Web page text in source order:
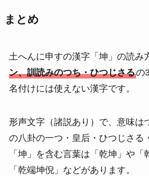
まとめ
土へんに申すの漢字「坤」の読み
ン、訓読みのつち・ひつじさるの
名付けには使えない漢字です。
形声文字（諸説あり）で、意味は
の八卦の一つ・皇后・ひつじさる
「坤」を含む言葉は「乾坤」や「
「乾端坤倪」などがあります。